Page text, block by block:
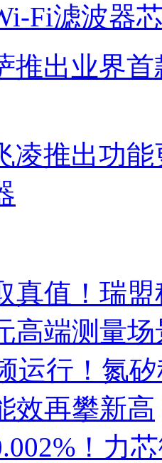
Fi滤波器
推出业界
凌推出功
真值！瑞
高端测量场
运行！氮
效再攀新高
！力